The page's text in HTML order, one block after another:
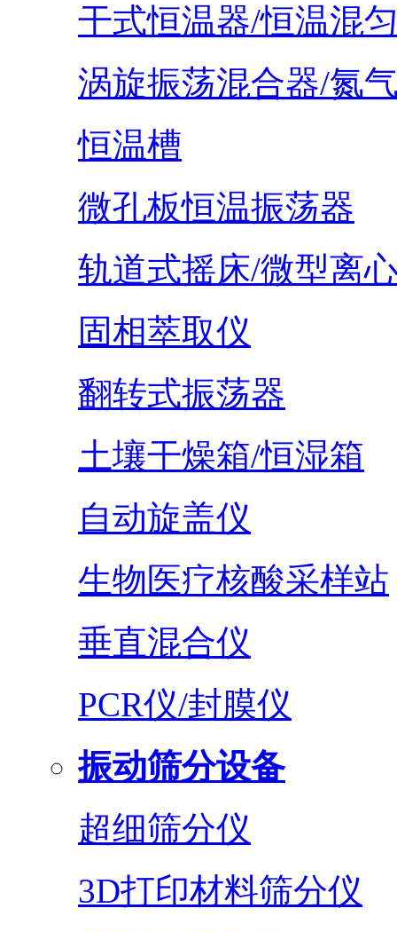
干式恒温器/恒温混
涡旋振荡混合器/氮
恒温槽
微孔板恒温振荡器
轨道式摇床/微型离
固相萃取仪
翻转式振荡器
土壤干燥箱/恒湿箱
自动旋盖仪
生物医疗核酸采样站
垂直混合仪
PCR仪/封膜仪
振动筛分设备
超细筛分仪
3D打印材料筛分仪